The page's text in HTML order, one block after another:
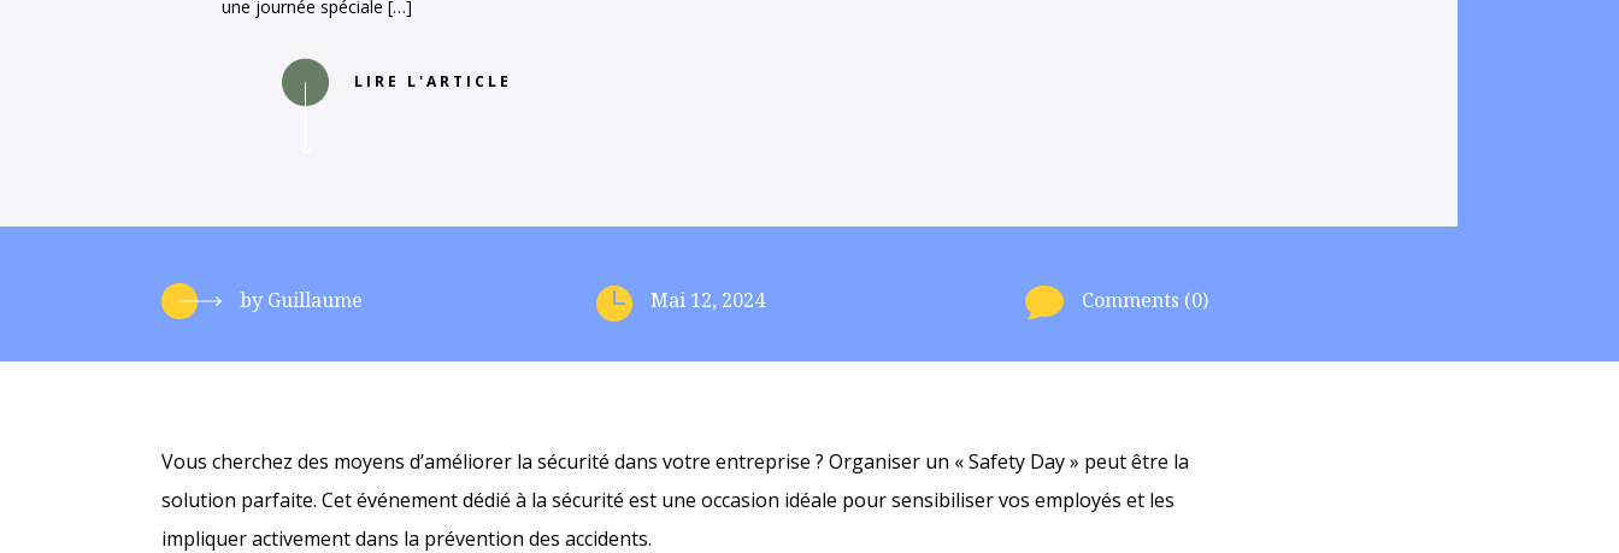
une journée spéciale […]
LIRE L'ARTICLE
by Guillaume  Mai 12, 2024  Comments (0)
Vous cherchez des moyens d’améliorer la sécurité dans votre entreprise ? Organiser un « Safety Day » peut être la
solution parfaite. Cet événement dédié à la sécurité est une occasion idéale pour sensibiliser vos employés et les
impliquer activement dans la prévention des accidents.